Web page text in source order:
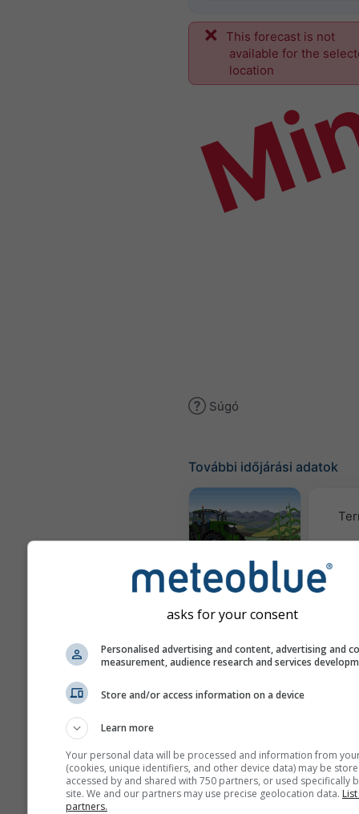
This forecast is not
available for the
location
Súgó
További időjárási adatok
Meteogram
AGRO
Évszakos
asks for your consent
Personalised advertising and content, advertising and
measurement, audience research and services
Store and/or access information on a device
Learn more
Your personal data will be processed and information from
(cookies, unique identifiers, and other device data) may be
accessed by and shared with 750 partners, or used specifically
site. We and our partners may use precise geolocation data.
partners.